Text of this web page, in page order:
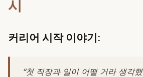
시
커리어 시작 이야기:
“첫 직장과 일이 어떨 거라 생각